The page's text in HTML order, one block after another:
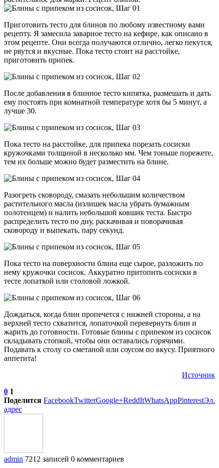
Приготовить тесто для блинов по любому известному вами
рецепту. Я замесила заварное тесто на кефире, как описано в
этом рецепте. Они всегда получаются отлично, легко пекутся,
не рвутся и вкусные. Пока тесто стоит на расстойке,
приготовить припек.
После добавления в блинное тесто кипятка, размешать и дать
ему постоять при комнатной температуре хотя бы 5 минут, а
лучше 30.
Пока тесто на расстойке, для припека порезать сосиски
кружочками толщиной в несколько мм. Чем тоньше порежете,
тем их больше можно будет разместить на блине.
Разогреть сковороду, смазать небольшим количеством
растительного масла (излишек масла убрать бумажным
полотенцем) и налить небольшой ковшик теста. Быстро
распределить тесто по дну, раскачивая и поворачивая
сковороду и выпекать, пару секунд.
Пока тесто на поверхности блина еще сырое, разложить по
нему кружочки сосисок. Аккуратно притопить сосиски в
тесте лопаткой или столовой ложкой.
Дождаться, когда блин пропечется с нижней стороны, а на
верхней тесто схватится, лопаточкой перевернуть блин и
жарить до готовности. Готовые блины с припеком из сосисок
складывать стопкой, чтобы они оставались горячими.
Подавать к столу со сметаной или соусом по вкусу. Приятного
аппетита!
Источник
0 1
Поделится FacebookTwitterGoogle+ReddItWhatsAppPinterestЭл.
адрес
admin 7212 записей 0 комментариев